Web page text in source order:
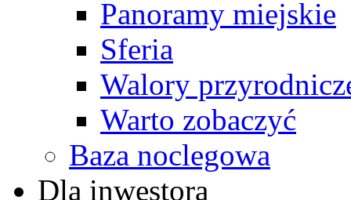
Panoramy miejskie
Sferia
Walory
Warto zobaczyć
Baza noclegowa
Dla inwestora